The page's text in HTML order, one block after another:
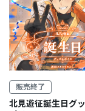
販売終了
北見遊征誕生日グ